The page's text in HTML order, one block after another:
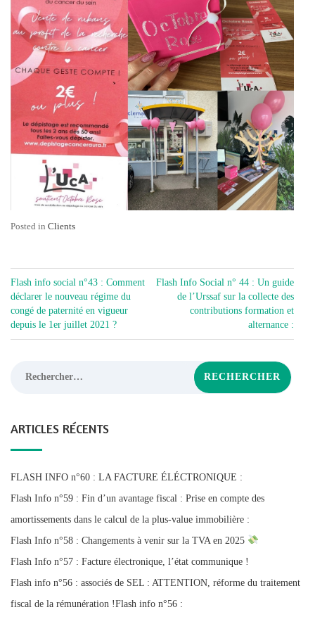
Posted in Clients
NAVIGATION
DE
L’ARTICLE
Flash info social n°43 : Comment
déclarer le nouveau régime du
congé de paternité en vigueur
depuis le 1er juillet 2021 ?
Flash Info Social n° 44 : Un guide
de l’Urssaf sur la collecte des
contributions formation et
alternance :
ARTICLES RÉCENTS
FLASH INFO n°60 : LA FACTURE ÉLÉCTRONIQUE :
Flash Info n°59 : Fin d’un avantage fiscal : Prise en compte des
amortissements dans le calcul de la plus-value immobilière :
Flash Info n°58 : Changements à venir sur la TVA en 2025
Flash Info n°57 : Facture électronique, l’état communique !
Flash info n°56 : associés de SEL : ATTENTION, réforme du traitement
fiscal de la rémunération !Flash info n°56 :